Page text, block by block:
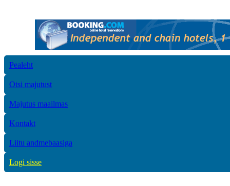
Pealeht
Otsi majutust
Majutus maailmas
Kontakt
Liitu andmebaasiga
Logi sisse